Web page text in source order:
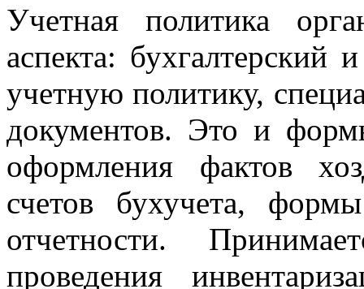
Учетная политика
аспекта: бухгалтерский
учетную политику,
документов. Это и
оформления фактов
счетов бухучета,
отчетности.
проведения